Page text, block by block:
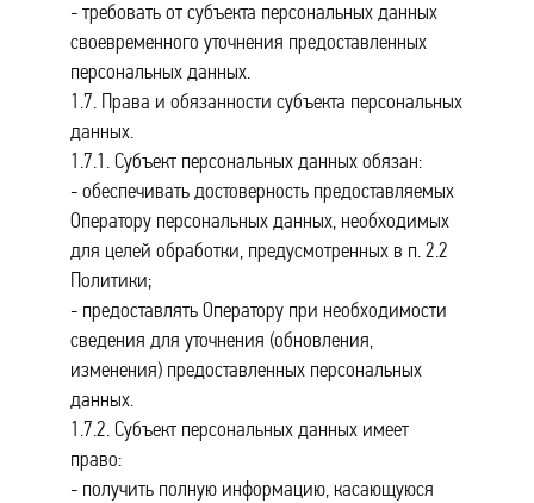
- требовать от субъекта персональных данных
своевременного уточнения предоставленных
персональных данных.
1.7. Права и обязанности субъекта персональных
данных.
1.7.1. Субъект персональных данных обязан:
- обеспечивать достоверность предоставляемых
Оператору персональных данных, необходимых
для целей обработки, предусмотренных в п. 2.2
Политики;
- предоставлять Оператору при необходимости
сведения для уточнения (обновления,
изменения) предоставленных персональных
данных.
1.7.2. Субъект персональных данных имеет
право:
- получить полную информацию, касающуюся